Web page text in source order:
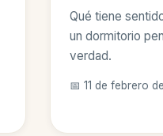
Qué tiene
un dormitorio
verdad.
📅 11 de febrero